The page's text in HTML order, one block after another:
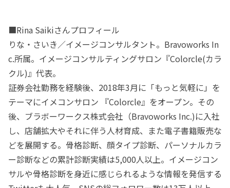
■Rina Saikiさんプロフィール
りな・さいき／イメージコンサルタント。Bravoworks In
c.所属。イメージコンサルティングサロン『Colorcle(カラ
クル)』代表。
証券会社勤務を経験後、2018年3月に「もっと気軽に」を
テーマにイメコンサロン 『Colorcle』をオープン。その
後、ブラボーワークス株式会社（Bravoworks Inc.)に入社
し、店舗拡大やそれに伴う人材育成、また電子書籍販売な
どを展開する。骨格診断、顔タイプ診断、パーソナルカラ
ー診断などの累計診断実績は5,000人以上。イメージコン
サルや骨格診断を身近に感じられるような情報を発信する